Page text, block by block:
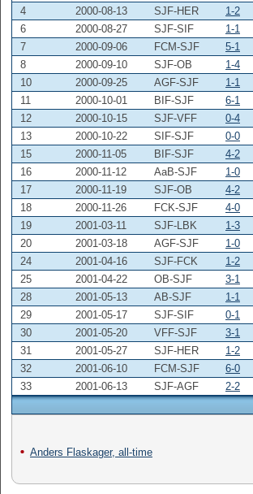
4
2000-08-13 SJF-HER 1-2
6
2000-08-27 SJF-SIF 1-1
7
2000-09-06 FCM-SJF 5-1
8
2000-09-10 SJF-OB 1-4
10
2000-09-25 AGF-SJF 1-1
11
2000-10-01 BIF-SJF 6-1
12
2000-10-15 SJF-VFF 0-4
13
2000-10-22 SIF-SJF 0-0
15
2000-11-05 BIF-SJF 4-2
16
2000-11-12 AaB-SJF 1-0
17
2000-11-19 SJF-OB 4-2
18
2000-11-26 FCK-SJF 4-0
19
2001-03-11 SJF-LBK 1-3
20
2001-03-18 AGF-SJF 1-0
24
2001-04-16 SJF-FCK 1-2
25
2001-04-22 OB-SJF 3-1
28
2001-05-13 AB-SJF 1-1
29
2001-05-17 SJF-SIF 0-1
30
2001-05-20 VFF-SJF 3-1
31
2001-05-27 SJF-HER 1-2
32
2001-06-10 FCM-SJF 6-0
33
2001-06-13 SJF-AGF 2-2
Anders Flaskager, all-time